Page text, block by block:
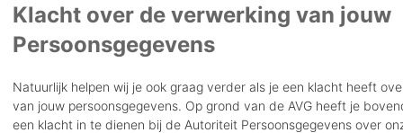
Klacht over de verwerking van jouw
Persoonsgegevens
Natuurlijk helpen wij je ook graag verder als je een klacht heeft
van jouw persoonsgegevens. Op grond van de AVG heeft je
een klacht in te dienen bij de Autoriteit Persoonsgegevens over